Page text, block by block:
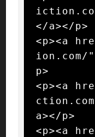
</a></p>
<p><a
ion.com/
p>
<p><a
a></p>
<p><a